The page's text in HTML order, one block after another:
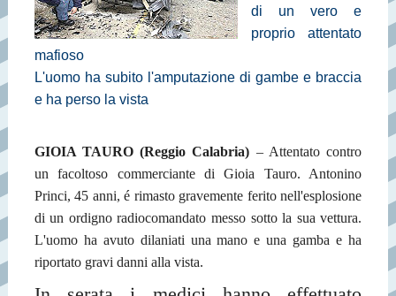
di un vero e
proprio attentato
mafioso
L'uomo ha subito l'amputazione di gambe e braccia
e ha perso la vista
GIOIA TAURO (Reggio Calabria) – Attentato contro
un facoltoso commerciante di Gioia Tauro. Antonino
Princi, 45 anni, é rimasto gravemente ferito nell'esplosione
di un ordigno radiocomandato messo sotto la sua vettura.
L'uomo ha avuto dilaniati una mano e una gamba e ha
riportato gravi danni alla vista.